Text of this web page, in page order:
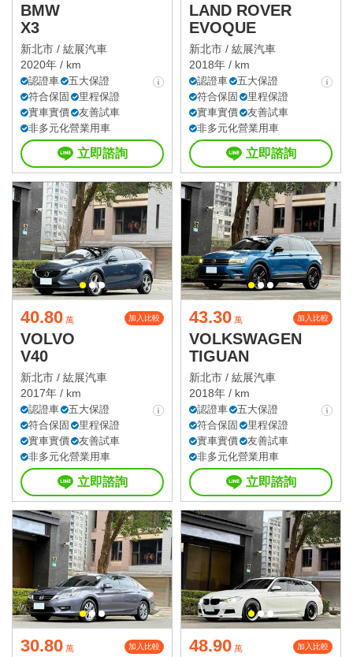
BMW
X3
新北市 / 紘展汽車
2020年 / km
認證車
五大保證
符合保固
里程保證
實車實價
友善試車
非多元化營業用車
立即諮詢
LAND ROVER
EVOQUE
新北市 / 紘展汽車
2018年 / km
認證車
五大保證
符合保固
里程保證
實車實價
友善試車
非多元化營業用車
立即諮詢
40.80 萬 加入比較
VOLVO
V40
新北市 / 紘展汽車
2017年 / km
認證車
五大保證
符合保固
里程保證
實車實價
友善試車
非多元化營業用車
立即諮詢
43.30 萬 加入比較
VOLKSWAGEN
TIGUAN
新北市 / 紘展汽車
2018年 / km
認證車
五大保證
符合保固
里程保證
實車實價
友善試車
非多元化營業用車
立即諮詢
30.80 萬 加入比較 48.90 萬 加入比較